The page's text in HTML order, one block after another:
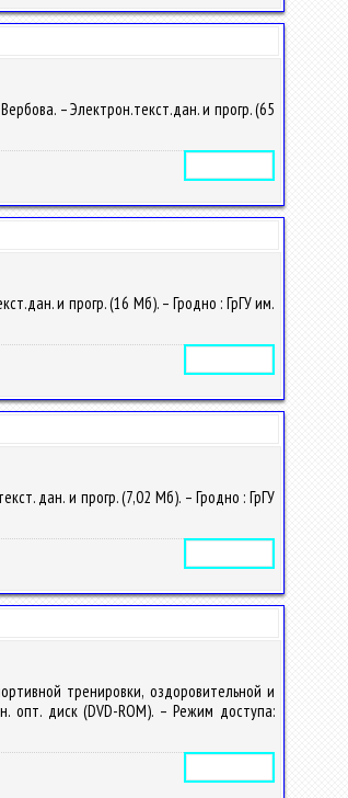
– Электрон.текст.дан. и прогр. (65
и прогр. (16 Мб). – Гродно : ГрГУ им.
дан. и прогр. (7,02 Мб). – Гродно : ГрГУ
тренировки, оздоровительной и
опт. диск (DVD-ROM). – Режим доступа: